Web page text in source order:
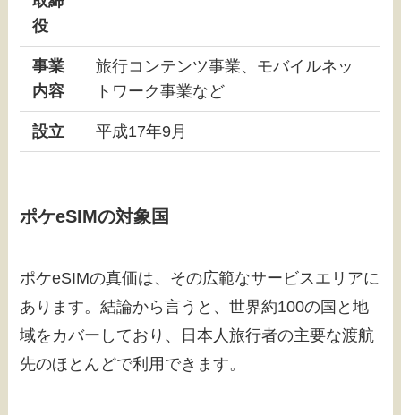
役
事業
内容
旅行コンテンツ事業、モバイルネッ
トワーク事業など
設立 平成17年9月
ポケeSIMの対象国
ポケeSIMの真価は、その広範なサービスエリアに
あります。結論から言うと、世界約100の国と地
域をカバーしており、日本人旅行者の主要な渡航
先のほとんどで利用できます。